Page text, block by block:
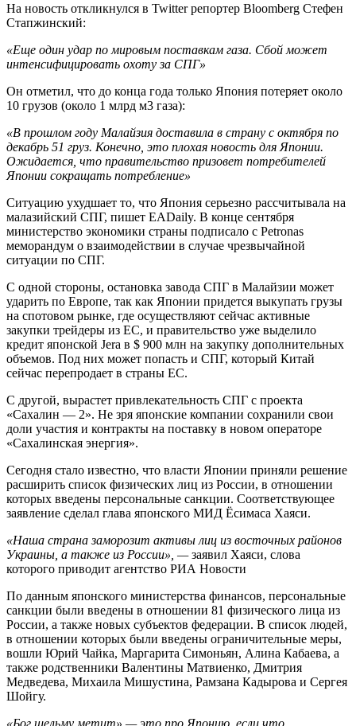
На новость откликнулся в Twitter репортер Bloomberg Стефен
Стапжинский:
«Еще один удар по мировым поставкам газа. Сбой может
интенсифицировать охоту за СПГ»
Он отметил, что до конца года только Япония потеряет около
10 грузов (около 1 млрд м3 газа):
«В прошлом году Малайзия доставила в страну с октября по
декабрь 51 груз. Конечно, это плохая новость для Японии.
Ожидается, что правительство призовет потребителей
Японии сокращать потребление»
Ситуацию ухудшает то, что Япония серьезно рассчитывала на
малазийский СПГ, пишет EADaily. В конце сентября
министерство экономики страны подписало с Petronas
меморандум о взаимодействии в случае чрезвычайной
ситуации по СПГ.
С одной стороны, остановка завода СПГ в Малайзии может
ударить по Европе, так как Японии придется выкупать грузы
на спотовом рынке, где осуществляют сейчас активные
закупки трейдеры из ЕС, и правительство уже выделило
кредит японской Jera в $ 900 млн на закупку дополнительных
объемов. Под них может попасть и СПГ, который Китай
сейчас перепродает в страны ЕС.
С другой, вырастет привлекательность СПГ с проекта
«Сахалин — 2». Не зря японские компании сохранили свои
доли участия и контракты на поставку в новом операторе
«Сахалинская энергия».
Сегодня стало известно, что власти Японии приняли решение
расширить список физических лиц из России, в отношении
которых введены персональные санкции. Соответствующее
заявление сделал глава японского МИД Ёсимаса Хаяси.
«Наша страна заморозит активы лиц из восточных районов
Украины, а также из России», —заявил Хаяси, слова
которого приводит агентство РИА Новости
По данным японского министерства финансов, персональные
санкции были введены в отношении 81 физического лица из
России, а также новых субъектов федерации. В список людей,
в отношении которых были введены ограничительные меры,
вошли Юрий Чайка, Маргарита Симоньян, Алина Кабаева, а
также родственники Валентины Матвиенко, Дмитрия
Медведева, Михаила Мишустина, Рамзана Кадырова и Сергея
Шойгу.
«Бог шельму метит» — это про Японию, если что…